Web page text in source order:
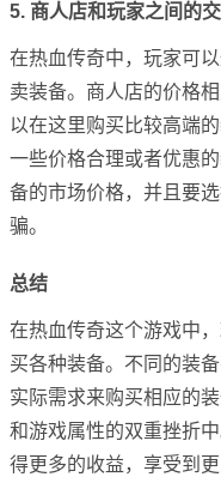
5. 商人店和玩家之间的
在热血传奇中，玩家可
卖装备。商人店的价格
以在这里购买比较高端
一些价格合理或者优惠
备的市场价格，并且要
骗。
总结
在热血传奇这个游戏中
买各种装备。不同的装
实际需求来购买相应的
和游戏属性的双重挫折
得更多的收益，享受到更